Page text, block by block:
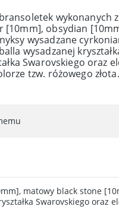
wykonanych
[10mm], obsydian
wysadzane
wysadzanej
Swarovskiego oraz
tzw. różowego złota.
matowy black stone
Swarovskiego oraz